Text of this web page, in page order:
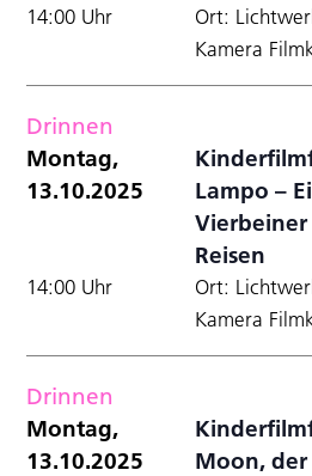
14:00 Uhr
Ort:
Kamera
Drinnen
Montag,
13.10.2025
Lampo –
Reisen
14:00 Uhr
Ort:
Kamera
Drinnen
Montag,
13.10.2025
Moon, der